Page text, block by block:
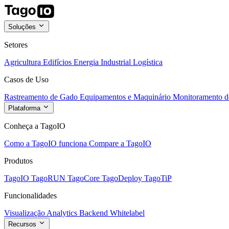
Soluções
Setores
Agricultura Edifícios Energia Industrial Logística
Casos de Uso
Rastreamento de Gado Equipamentos e Maquinário Monitoramento
Plataforma
Conheça a TagoIO
Como a TagoIO funciona Compare a TagoIO
Produtos
TagoIO TagoRUN TagoCore TagoDeploy TagoTiP
Funcionalidades
Visualização Analytics Backend Whitelabel
Recursos